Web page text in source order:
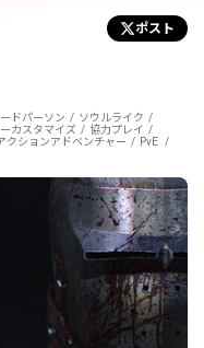
ポスト
ドパーソン
ソウルライク
カスタマイズ
協力プレイ
クションアドベンチャー
PvE